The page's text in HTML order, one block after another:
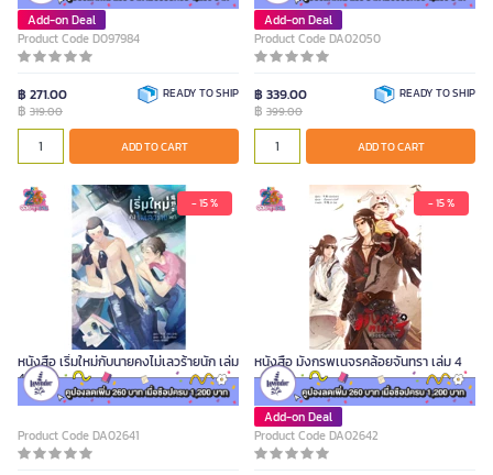
Add-on Deal
Product Code D097984
฿ 271.00
฿ 319.00
READY TO SHIP
ADD TO CART
Add-on Deal
Product Code DA02050
฿ 339.00
฿ 399.00
READY TO SHIP
ADD TO CART
- 15 %
หนังสือ เริ่มใหม่กับนายคงไม่เลวร้ายนัก เล่ม
4
Product Code DA02641
- 15 %
หนังสือ มังกรพเนจรคล้อยจันทรา เล่ม 4
Add-on Deal
Product Code DA02642